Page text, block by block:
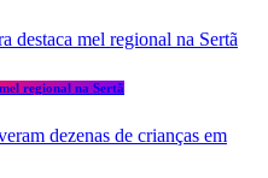
regional na Sertã